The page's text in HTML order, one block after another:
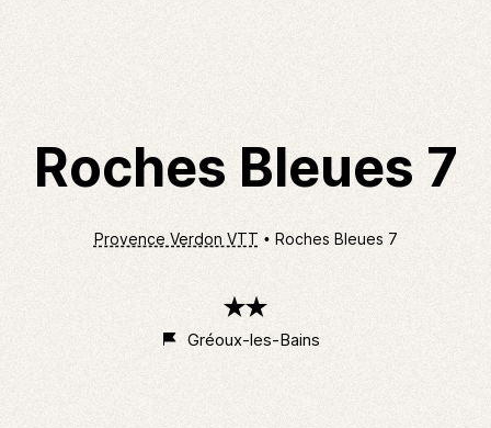
Roches Bleues 7
Provence Verdon VTT Roches Bleues 7
étoiles
Gréoux-les-Bains